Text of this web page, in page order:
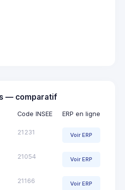
— comparatif
Code INSEE ERP en ligne
21231 Voir ERP
21054 Voir ERP
21166 Voir ERP